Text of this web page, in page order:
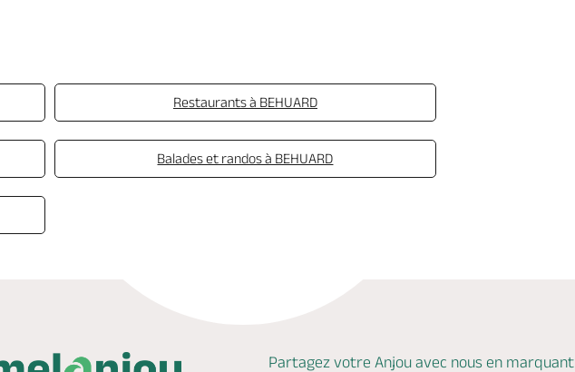
Restaurants à BEHUARD
Balades et randos à BEHUARD
Partagez votre Anjou avec nous en marquant